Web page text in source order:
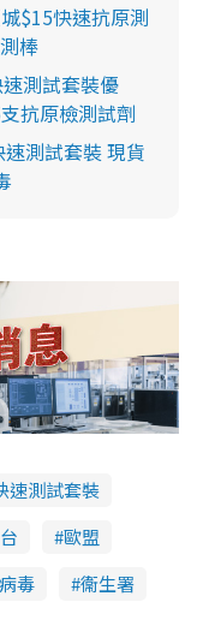
$15快速抗原測
棒
測試套裝優
抗原檢測試劑
測試套裝 現貨
速測試套裝
歐盟
毒 衞生署